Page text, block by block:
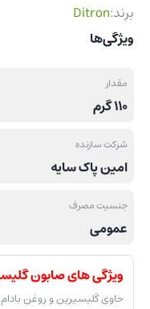
برند:Ditron
ویژگی‌ها
مقدار
110 گرم
شرکت سازنده
امین پاک سایه
جنسیت مصرف
عمومی
ویژگی های صابون
حاوی گلیسیرین و روغن